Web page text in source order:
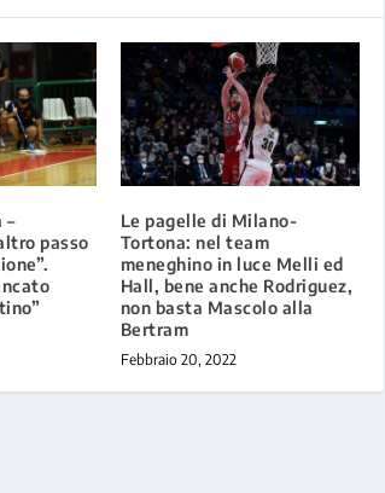
–
passo
Le pagelle di Milano-
Tortona: nel team
meneghino in luce Melli ed
Hall, bene anche Rodriguez,
non basta Mascolo alla
Bertram
Febbraio 20, 2022